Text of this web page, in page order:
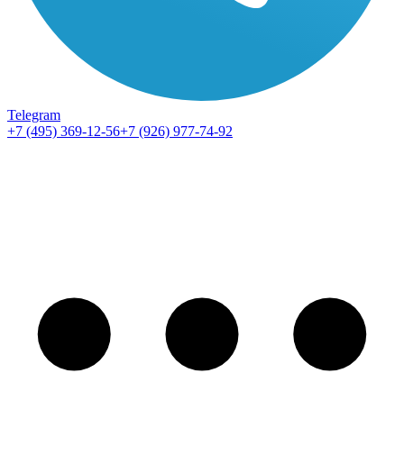
Telegram
+7 (495) 369-12-56+7 (926) 977-74-92